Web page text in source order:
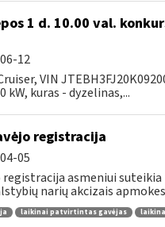
1 d. 10.00 val.
12
VIN
kW, kuras - dyzelinas,...
registracija
05
asmeniui
narių akcizais
laikinai patvirtintas gavėjas